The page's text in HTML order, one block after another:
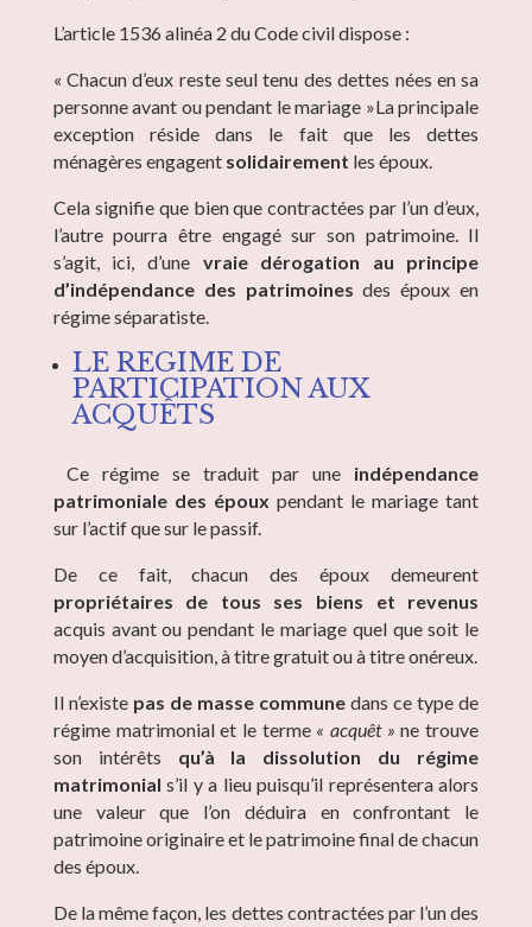
L’article 1536 alinéa 2 du Code civil dispose :
« Chacun d’eux reste seul tenu des dettes nées en sa
personne avant ou pendant le mariage »La principale
exception réside dans le fait que les dettes
ménagères engagent solidairement les époux.
Cela signifie que bien que contractées par l’un d’eux,
l’autre pourra être engagé sur son patrimoine. Il
s’agit, ici, d’une vraie dérogation au principe
d’indépendance des patrimoines des époux en
régime séparatiste.
LE REGIME DE
PARTICIPATION AUX
ACQUÊTS
Ce régime se traduit par une indépendance
patrimoniale des époux pendant le mariage tant
sur l’actif que sur le passif.
De ce fait, chacun des époux demeurent
propriétaires de tous ses biens et revenus
acquis avant ou pendant le mariage quel que soit le
moyen d’acquisition, à titre gratuit ou à titre onéreux.
Il n’existe pas de masse commune dans ce type de
régime matrimonial et le terme « acquêt » ne trouve
son intérêts qu’à la dissolution du régime
matrimonial s’il y a lieu puisqu’il représentera alors
une valeur que l’on déduira en confrontant le
patrimoine originaire et le patrimoine final de chacun
des époux.
De la même façon, les dettes contractées par l’un des